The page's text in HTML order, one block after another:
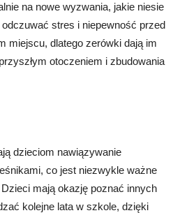
na nowe wyzwania, jakie niesie
stres i niepewność przed
miejscu, dlatego zerówki dają im
otoczeniem i zbudowania
dzieciom nawiązywanie
co jest niezwykle ważne
mają okazję poznać innych
kolejne lata w szkole, dzięki